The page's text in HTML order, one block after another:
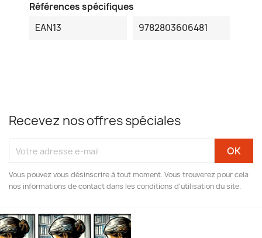
Références spécifiques
EAN13
9782803606481
Recevez nos offres spéciales
Vous pouvez vous désinscrire à tout moment. Vous trouverez pour cela
nos informations de contact dans les conditions d'utilisation du site.